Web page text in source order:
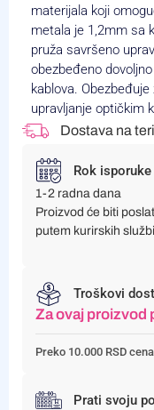
materijala koji
metala je 1,2mm sa
pruža savršeno
obezbeđeno
kablova.
upravljanje optičkim
Dostava na
Rok isporuke
1-2 radna dana
Proizvod će biti
putem kurirskih
Troškovi
Za ovaj proizvod
Preko 10.000 RSD
Prati svoju